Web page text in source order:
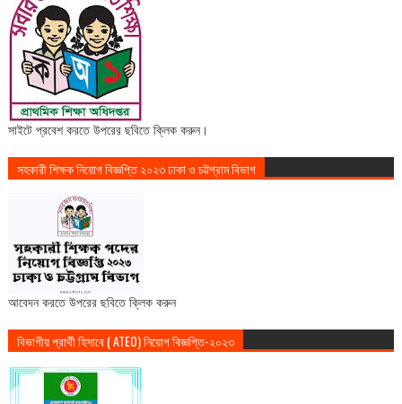
সাইটে প্রবেশ করতে উপরের ছবিতে ক্লিক করুন।
সহকারী শিক্ষক নিয়োগ বিজ্ঞপ্তি ২০২৩ ঢাকা ও চট্টগ্রাম বিভাগ
আবেদন করতে উপরের ছবিতে ক্লিক করুন
বিভাগীয় প্রার্থী হিসাবে ( ATEO) নিয়োগ বিজ্ঞপ্তি-২০২৩